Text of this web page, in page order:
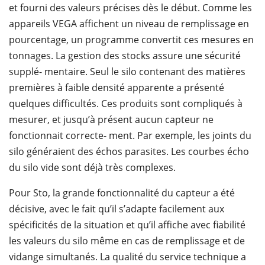
et fourni des valeurs précises dès le début. Comme les
appareils VEGA affichent un niveau de remplissage en
pourcentage, un programme convertit ces mesures en
tonnages. La gestion des stocks assure une sécurité
supplé- mentaire. Seul le silo contenant des matières
premières à faible densité apparente a présenté
quelques difficultés. Ces produits sont compliqués à
mesurer, et jusqu’à présent aucun capteur ne
fonctionnait correcte- ment. Par exemple, les joints du
silo généraient des échos parasites. Les courbes écho
du silo vide sont déjà très complexes.
Pour Sto, la grande fonctionnalité du capteur a été
décisive, avec le fait qu’il s’adapte facilement aux
spécificités de la situation et qu’il affiche avec fiabilité
les valeurs du silo même en cas de remplissage et de
vidange simultanés. La qualité du service technique a